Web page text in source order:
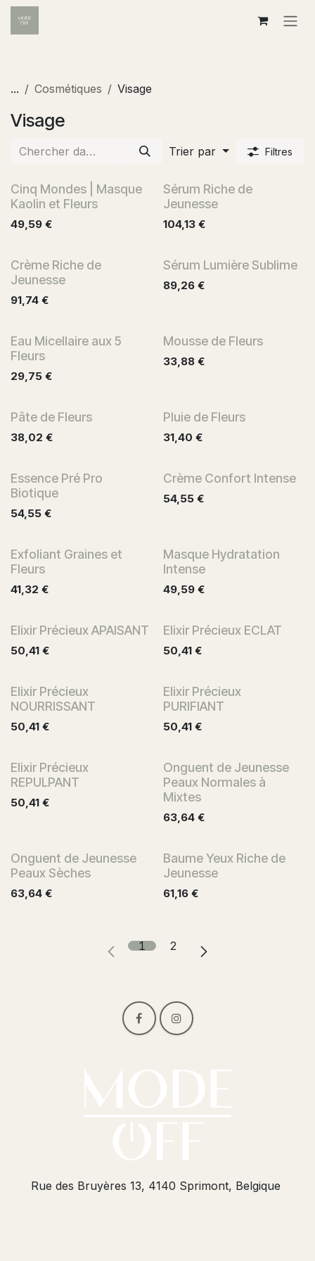
Se rendre au contenu
... Cosmétiques Visage
Visage
Trier par Filtres
Cinq Mondes | Masque
Kaolin et Fleurs
49,59 €
Sérum Riche de
Jeunesse
104,13€
Crème Riche de
Jeunesse
91,74 €
Sérum Lumière Sublime
89,26€
Eau Micellaire aux 5
Fleurs
29,75 €
Mousse de Fleurs
33,88€
Pâte de Fleurs
38,02 €
Pluie de Fleurs
31,40 €
Essence Pré Pro
Biotique
54,55 €
Crème Confort Intense
54,55€
Exfoliant Graines et
Fleurs
41,32 €
Masque Hydratation
Intense
49,59€
Elixir Précieux APAISANT
50,41 €
Elixir Précieux ECLAT
50,41€
Elixir Précieux
NOURRISSANT
50,41 €
Elixir Précieux
PURIFIANT
50,41€
Elixir Précieux
REPULPANT
50,41 €
Onguent de Jeunesse
Peaux Normales à
Mixtes
63,64€
Onguent de Jeunesse
Peaux Sèches
63,64 €
Baume Yeux Riche de
Jeunesse
61,16€
1 2
Rue des Bruyères 13, 4140 Sprimont, Belgique